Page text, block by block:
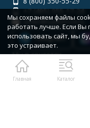
Главная Каталог
+7 (495) 055-17-24
order@sadteh24.ru
Telegram
Мы в соцсетях
Мы сохраняем файлы
работать лучше. Если Вы
использовать сайт, мы
это устраивает.